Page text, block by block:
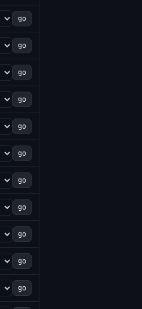
go
go
go
go
go
go
go
go
go
go
go